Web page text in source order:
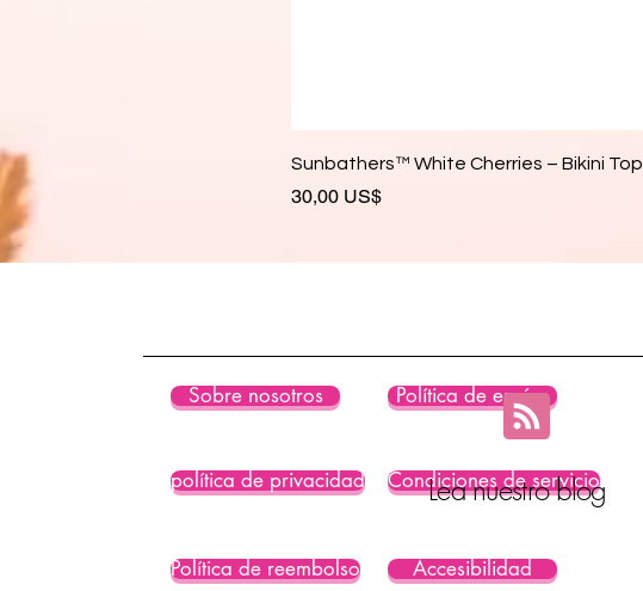
Sunbathers™ White Cherries – Bikini Top
Precio
30,00 US$
Sobre nosotros
política de privacidad
Política de envíos
Condiciones de servicio
Política de reembolso Accesibilidad
Lea nuestro blog